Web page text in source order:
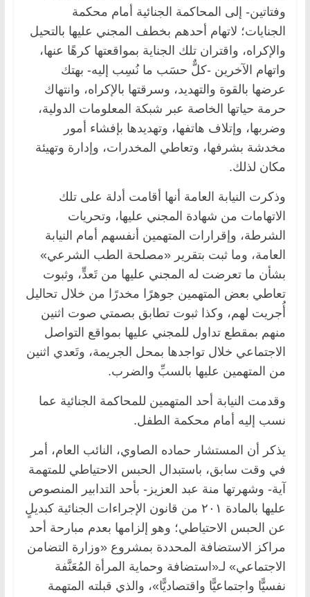
وفتاتين- إلى المحاكمة الجنائية أمام محكمة
الجنايات؛ لاتهام أحدهم بخطف المجني عليها بالتحيل
والإكراه، واقتران تلك الجناية بمواقعتها كرهًا عنها،
واتهام الآخرين -كلٌّ حسَب ما نُسِب إليه- بهتك
عرضها بالقوة والتهديد، وسرقتها بالإكراه، وانتهاك
حرمة حياتها الخاصة عبر شبكة المعلومات الدولية،
وضربها، وإتلاف هاتفها، وتهديدها بإفشاء أمور
مخدشة بشرفها، وتعاطي المخدرات، وإدارة وتهيئة
مكان لذلك.
وذكرت النيابة العامة أنها أقامت أدلة على تلك
الاتهامات من شهادة المجني عليها، وتحريات
الشرطة، وإقرارات المتهمين أنفسهم أمام النيابة
العامة، وما ثبت بتقرير «مصلحة الطب الشرعي»
بشأن ما تعرضت له المجني عليها من تَعدٍّ، وثبوت
تعاطي بعض المتهمين جوهرًا مخدرًا من خلال تحاليل
أُجريت لهم، وكذا ثبوت تطابق بصمتي صوت اثنين
منهم بمقطع تداول للمجني عليها بمواقع التواصل
الاجتماعي خلال تواجدها بمحل الجريمة، وتَعدي اثنين
من المتهمين عليها بالسبِّ والضرب.
وقدمت النيابة أحد المتهمين للمحاكمة الجنائية عما
نسب إليه أمام محكمة الطفل.
يذكر أن المستشار حماده الصاوي، النائب العام، أمر
في وقت سابق، باستبدال الحبس الاحتياطي للمتهمة
آية- وشهرتها منة عبد العزيز- بأحد التدابير المنصوص
عليها بالمادة ٢٠١ من قانون الإجراءات الجنائية كبديلٍ
عن الحبس الاحتياطي؛ وهو إلزامها بعدم مبارحة أحد
مراكز الاستضافة المحددة بمشروع «وزارة التضامن
الاجتماعي» لـ«استضافة وحماية المرأة المُعَنَّفة
نفسيًّا واجتماعيًّا واقتصاديًّا»، والذي قبلته المتهمة